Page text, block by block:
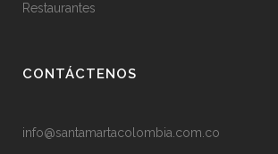
Restaurantes
CONTÁCTENOS
info@santamartacolombia.com.co